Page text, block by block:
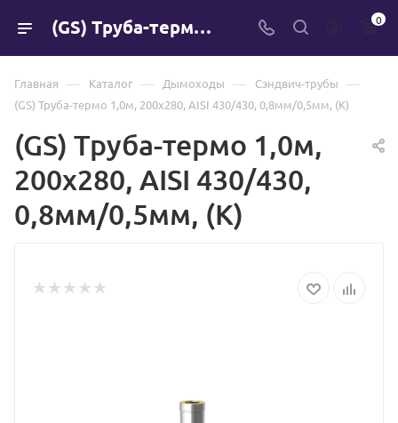
(GS) Труба-термо 1,0м, 200х280, AISI 430/430, 0,8мм/0,5мм, (К) 0
Главная — Каталог — Дымоходы — Сэндвич-трубы —
(GS) Труба-термо 1,0м, 200х280, AISI 430/430, 0,8мм/0,5мм, (К)
(GS) Труба-термо 1,0м,
200х280, AISI 430/430,
0,8мм/0,5мм, (К)